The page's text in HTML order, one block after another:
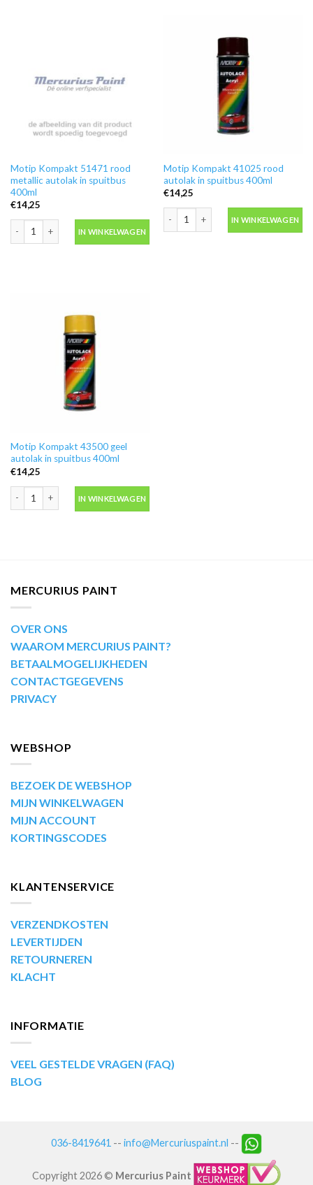
Motip Kompakt 51471 rood
metallic autolak in spuitbus
400ml
€14,25
Motip Kompakt 51471 rood metallic autolak in spuitbus 400ml aantal
IN WINKELWAGEN
Motip Kompakt 41025 rood
autolak in spuitbus 400ml
€14,25
Motip Kompakt 41025 rood autolak
IN WINKELWAGEN
Motip Kompakt 43500 geel
autolak in spuitbus 400ml
€14,25
IN WINKELWAGEN
MERCURIUS PAINT
OVER ONS
WAAROM MERCURIUS PAINT?
BETAALMOGELIJKHEDEN
CONTACTGEGEVENS
PRIVACY
WEBSHOP
BEZOEK DE WEBSHOP
MIJN WINKELWAGEN
MIJN ACCOUNT
KORTINGSCODES
KLANTENSERVICE
VERZENDKOSTEN
LEVERTIJDEN
RETOURNEREN
KLACHT
INFORMATIE
VEEL GESTELDE VRAGEN (FAQ)
BLOG
036-8419641 -- info@Mercuriuspaint.nl --
Copyright 2026 © Mercurius Paint